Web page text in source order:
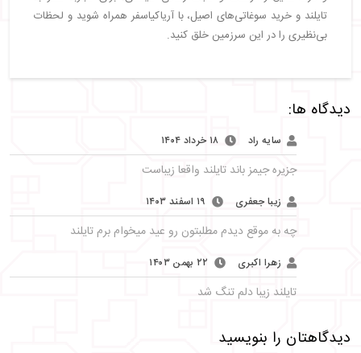
تایلند و خرید سوغاتی‌های اصیل، با آریاکیاسفر همراه شوید و لحظات
بی‌نظیری را در این سرزمین خلق کنید.
دیدگاه ها:
سایه راد ۱۸ خرداد ۱۴۰۴
جزیره جیمز باند تایلند واقعا زیباست
زیبا جعفری ۱۹ اسفند ۱۴۰۳
چه به موقع دیدم مطلبتون رو عید میخوام برم تایلند
زهرا اکبری ۲۲ بهمن ۱۴۰۳
تایلند زیبا دلم تنگ شد
دیدگاهتان را بنویسید